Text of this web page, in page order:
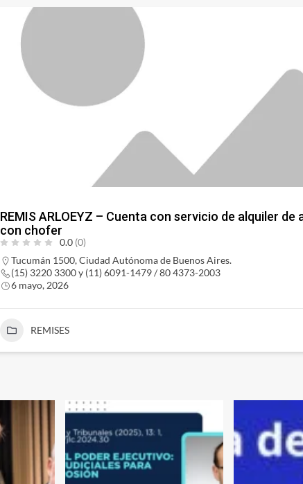
REMIS ARLOEYZ – Cuenta con servicio de alquiler de
con chofer
0.0 (0)
Tucumán 1500, Ciudad Autónoma de Buenos Aires.
(15) 3220 3300 y (11) 6091-1479 / 80 4373-2003
6 mayo, 2026
REMISES